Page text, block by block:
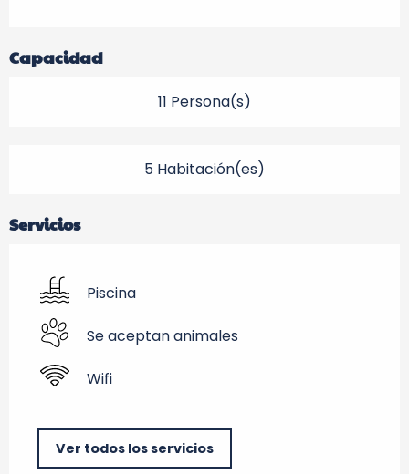
Capacidad
11 Persona(s)
5 Habitación(es)
Servicios
Piscina
Se aceptan animales
Wifi
Ver todos los servicios